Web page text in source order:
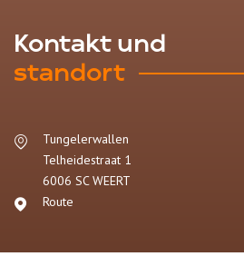
Kontakt und
standort
Tungelerwallen
Telheidestraat 1
6006 SC WEERT
Route